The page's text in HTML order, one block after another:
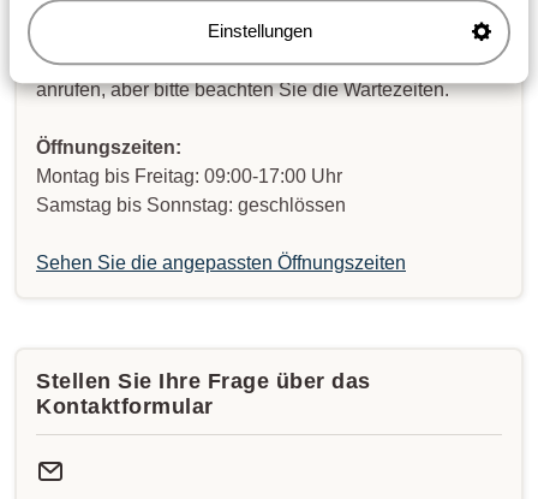
Einstellungen
Schreiben Sie uns per WhatsApp
Sie können uns auch unter der gleichen Nummer
anrufen, aber bitte beachten Sie die Wartezeiten.
Öffnungszeiten:
Montag bis Freitag: 09:00-17:00 Uhr
Samstag bis Sonnstag: geschlössen
Sehen Sie die angepassten Öffnungszeiten
Stellen Sie Ihre Frage über das
Kontaktformular